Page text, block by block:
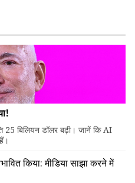
बिलियन डॉलर बढ़ी। जानें कि AI